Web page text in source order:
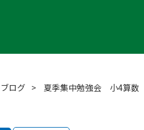
ブログ > 夏季集中勉強会 小4算数